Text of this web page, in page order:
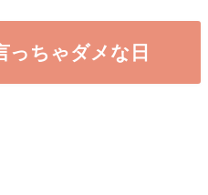
っちゃダメな日